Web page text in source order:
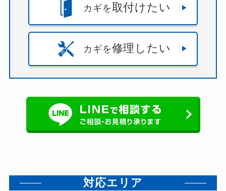
カギを取付けたい
カギを修理したい
対応エリア